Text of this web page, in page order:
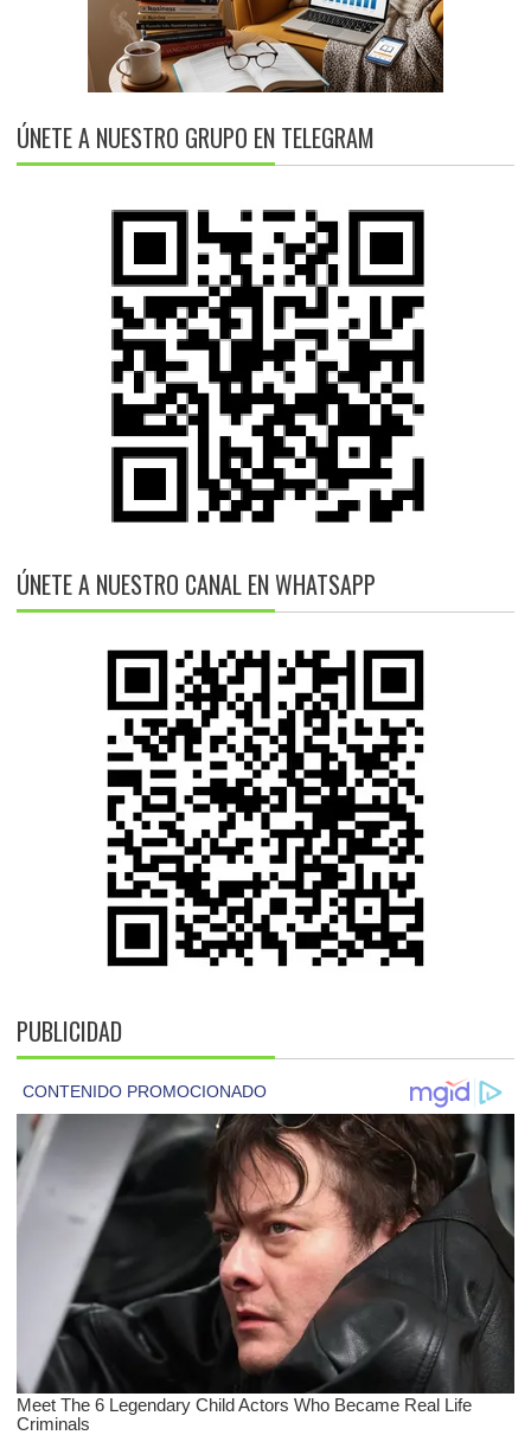
ÚNETE A NUESTRO GRUPO EN TELEGRAM
ÚNETE A NUESTRO CANAL EN WHATSAPP
PUBLICIDAD